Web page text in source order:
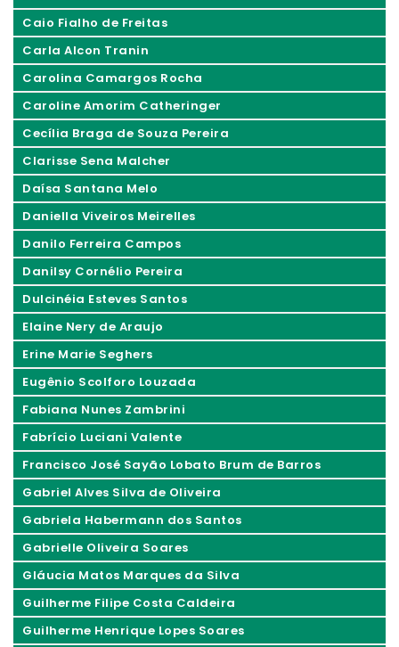
Caio Fialho de Freitas
Carla Alcon Tranin
Carolina Camargos Rocha
Caroline Amorim Catheringer
Cecília Braga de Souza Pereira
Clarisse Sena Malcher
Daísa Santana Melo
Daniella Viveiros Meirelles
Danilo Ferreira Campos
Danilsy Cornélio Pereira
Dulcinéia Esteves Santos
Elaine Nery de Araujo
Erine Marie Seghers
Eugênio Scolforo Louzada
Fabiana Nunes Zambrini
Fabrício Luciani Valente
Francisco José Sayão Lobato Brum de Barros
Gabriel Alves Silva de Oliveira
Gabriela Habermann dos Santos
Gabrielle Oliveira Soares
Gláucia Matos Marques da Silva
Guilherme Filipe Costa Caldeira
Guilherme Henrique Lopes Soares